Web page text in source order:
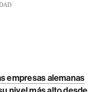
empresas alemanas